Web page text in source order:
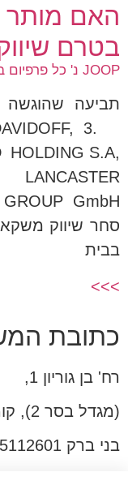
האם מותר
בטרם
JOOP נ' כל פרפיום בע"מ (ת.א. (מחוזי ת"א) 1171/97)
3.
S.A,
סחר שיווק
בבית
>>>
כתובת
רח' בן גוריון 1,
(מגדל בסר 2), קומה 19
בני ברק 5112601